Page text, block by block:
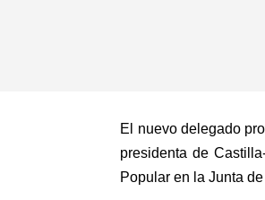
El nuevo delegado
presidenta de
Popular en la Junta